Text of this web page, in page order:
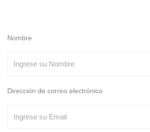
Nombre
Dirección de correo electrónico